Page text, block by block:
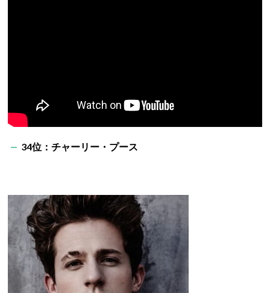
34位：チャーリー・プース